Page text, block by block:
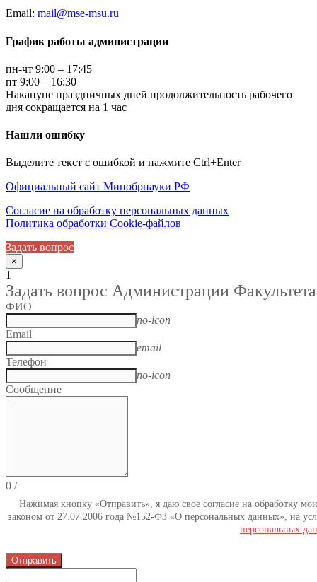
Email: mail@mse-msu.ru
График работы администрации
пн-чт 9:00 – 17:45
пт 9:00 – 16:30
Накануне праздничных дней продолжительность рабочего
дня сокращается на 1 час
Нашли ошибку
Выделите текст с ошибкой и нажмите Ctrl+Enter
Официальный сайт Минобрнауки РФ
Согласие на обработку персональных данных
Политика обработки Cookie-файлов
Задать вопрос
×
1
Задать вопрос Администрации Факультета
ФИО
no-icon
Email
email
Телефон
no-icon
Сообщение
0 /
Нажимая кнопку «Отправить», я даю свое согласие на обработку
законом от 27.07.2006 года №152-ФЗ «О персональных данных», на
персональных
Отправить